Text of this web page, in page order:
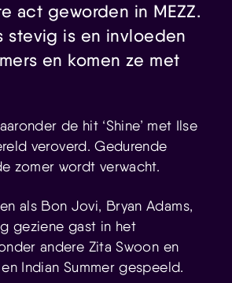
act geworden in MEZZ.
stevig is en invloeden
en komen ze met
de hit ‘Shine’ met Ilse
veroverd. Gedurende
zomer wordt verwacht.
als Bon Jovi, Bryan Adams,
geziene gast in het
andere Zita Swoon en
Indian Summer gespeeld.